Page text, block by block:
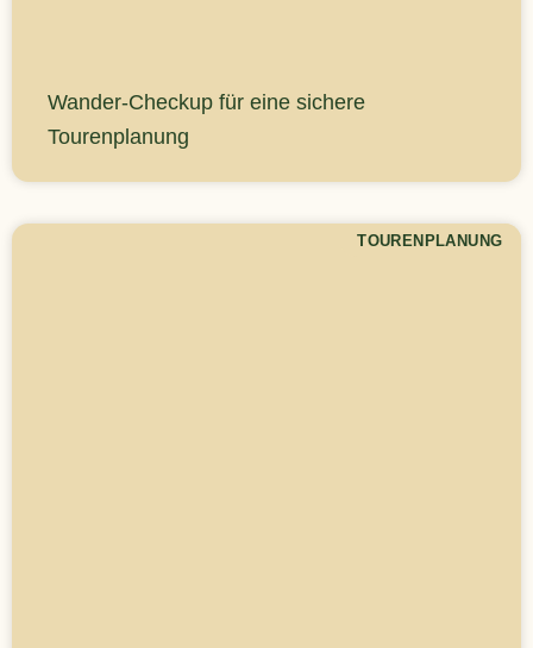
Wander-Checkup für eine sichere
Tourenplanung
TOURENPLANUNG